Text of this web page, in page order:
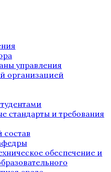
управления
организацией
стандарты и требования
состав
обеспечение и